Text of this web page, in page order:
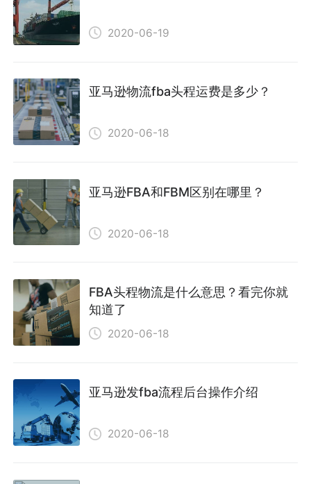
2020-06-19
亚马逊物流fba头程运费是多少？
2020-06-18
亚马逊FBA和FBM区别在哪里？
2020-06-18
FBA头程物流是什么意思？看完你就
知道了
2020-06-18
亚马逊发fba流程后台操作介绍
2020-06-18